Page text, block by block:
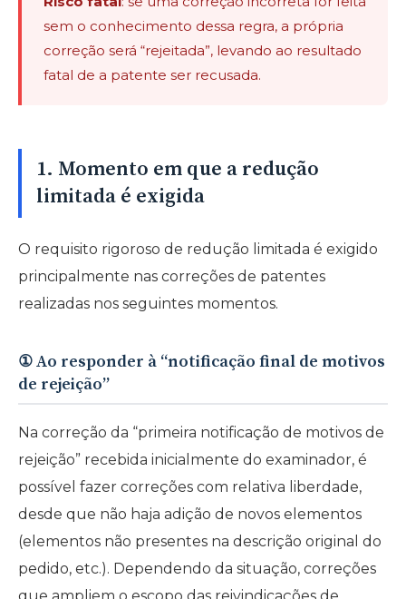
sem o conhecimento dessa regra, a própria
correção será “rejeitada”, levando ao resultado
fatal de a patente ser recusada.
1. Momento em que a redução
limitada é exigida
O requisito rigoroso de redução limitada é exigido
principalmente nas correções de patentes
realizadas nos seguintes momentos.
① Ao responder à “notificação final de motivos
de rejeição”
Na correção da “primeira notificação de motivos de
rejeição” recebida inicialmente do examinador, é
possível fazer correções com relativa liberdade,
desde que não haja adição de novos elementos
(elementos não presentes na descrição original do
pedido, etc.). Dependendo da situação, correções